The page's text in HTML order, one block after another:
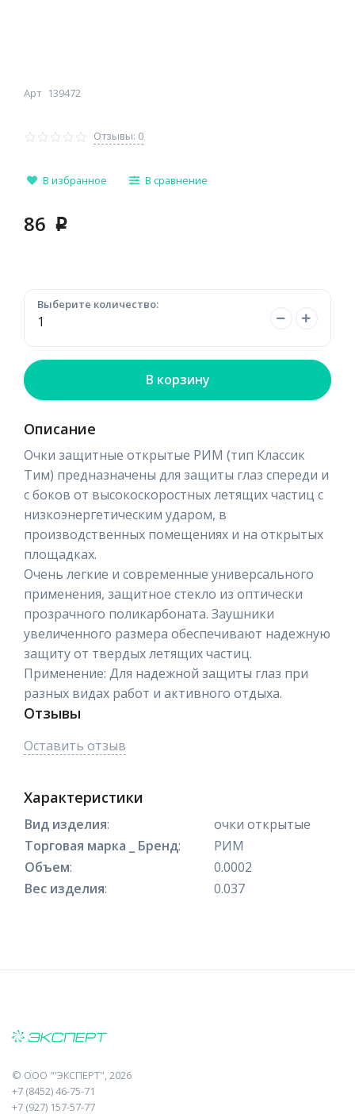
Арт 139472
Отзывы: 0
В избранное В сравнение
86 p
Выберите количество:
В корзину
Описание
Очки защитные открытые РИМ (тип Классик
Тим) предназначены для защиты глаз спереди и
с боков от высокоскоростных летящих частиц с
низкоэнергетическим ударом, в
производственных помещениях и на открытых
площадках.
Очень легкие и современные универсального
применения, защитное стекло из оптически
прозрачного поликарбоната. Заушники
увеличенного размера обеспечивают надежную
защиту от твердых летящих частиц.
Применение: Для надежной защиты глаз при
разных видах работ и активного отдыха.
Отзывы
Оставить отзыв
Характеристики
Вид изделия:
очки открытые
Торговая марка _ Бренд:
РИМ
Объем:
0.0002
Вес изделия: 0.037
© ООО "'ЭКСПЕРТ", 2026
+7 (8452) 46-75-71
+7 (927) 157-57-77